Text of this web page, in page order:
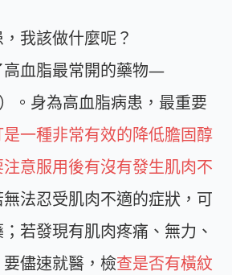
我該做什麼呢？
高血脂最常開的藥物—
。身為高血脂病患，最重要
是一種非常有效的降低膽固醇
意服用後有沒有發生肌肉不
無法忍受肌肉不適的症狀，可
若發現有肌肉疼痛、無力、
儘速就醫，檢查是否有橫紋